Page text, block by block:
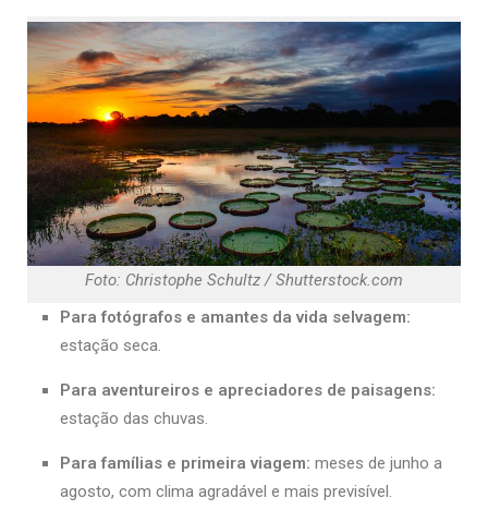
Foto: Christophe Schultz / Shutterstock.com
Para fotógrafos e amantes da vida selvagem:
estação seca.
Para aventureiros e apreciadores de paisagens:
estação das chuvas.
Para famílias e primeira viagem: meses de junho a
agosto, com clima agradável e mais previsível.